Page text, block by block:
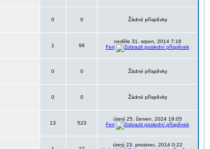
0 0 Žádné příspěvky
1 96
neděle 31. srpen, 2014 7:16
Feri
0 0 Žádné příspěvky
0 0 Žádné příspěvky
13 523
úterý 25. červen, 2024 19:05
Feri
úterý 23. prosinec, 2014 0:22